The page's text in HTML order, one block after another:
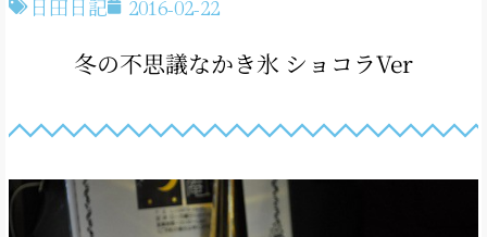
日田日記 2016-02-22
冬の不思議なかき氷 ショコラVer